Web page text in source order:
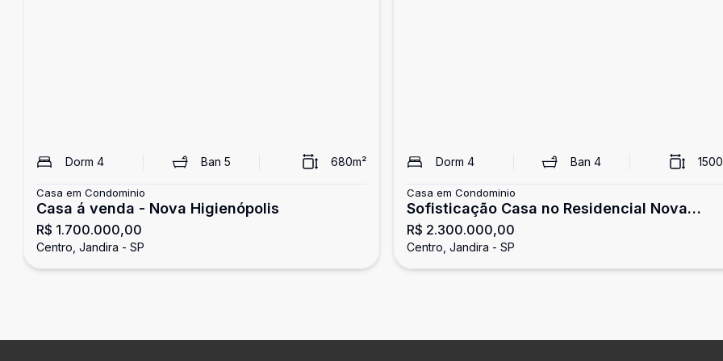
Dorm 4 Ban5 680m²
Casa em Condominio
Casa á venda - Nova Higienópolis
R$ 1.700.000,00
Centro, Jandira - SP
Dorm 4 Ban4 1500
Casa em Condominio
Sofisticação Casa no Residencial Nova
Higienopolis
R$ 2.300.000,00
Centro, Jandira - SP